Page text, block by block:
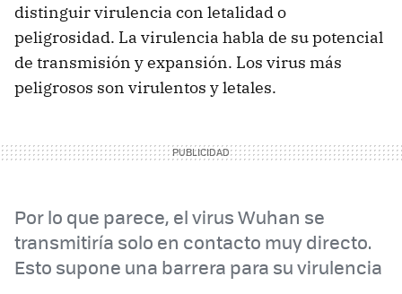
distinguir virulencia con letalidad o
peligrosidad. La virulencia habla de su potencial
de transmisión y expansión. Los virus más
peligrosos son virulentos y letales.
Por lo que parece, el virus Wuhan se
transmitiría solo en contacto muy directo.
Esto supone una barrera para su virulencia